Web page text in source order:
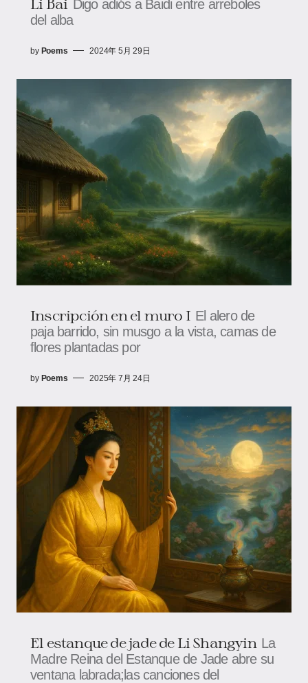
Digo adiós a Baidi entre arreboles
del alba
by Poems 2024年 5月 29日
Inscripción en el muro I El alero de
paja barrido, sin musgo a la vista, camas de
flores plantadas por
by Poems 2025年 7月 24日
El estanque de jade de Li Shangyin La
Madre Reina del Estanque de Jade abre su
ventana labrada;las canciones del